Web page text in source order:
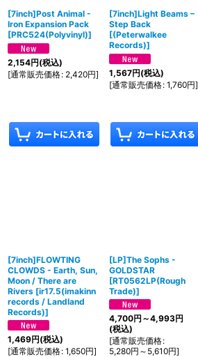
[7inch]Post Animal -
Iron Expansion Pack
[PRC524(Polyvinyl)]
2,154円(税込)
[通常販売価格: 2,420円]
[7inch]Light Beams –
Step Back
[(Peterwalkee
Records)]
1,567円(税込)
[通常販売価格: 1,760円]
[7inch]FLOWTING
CLOWDS - Earth, Sun,
Moon / There are
Rivers [ir17.5(imakinn
records / Landland
Records)]
1,469円(税込)
[通常販売価格: 1,650円]
[LP]The Sophs -
GOLDSTAR
[RT0562LP(Rough
Trade)]
4,700円 ～4,993円
(税込)
[通常販売価格:
5,280円 ～5,610円]